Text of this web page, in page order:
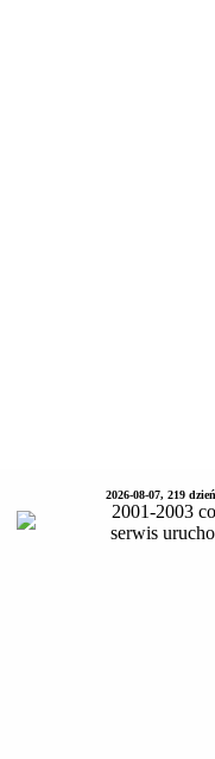
2026-08-07, 219
2001-2003
serwis